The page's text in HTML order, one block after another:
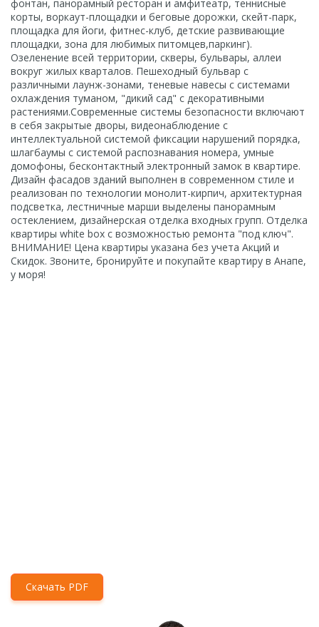
фонтан, панорамный ресторан и амфитеатр, теннисные
корты, воркаут-площадки и беговые дорожки, скейт-парк,
площадка для йоги, фитнес-клуб, детские развивающие
площадки, зона для любимых питомцев,паркинг).
Озеленение всей территории, скверы, бульвары, аллеи
вокруг жилых кварталов. Пешеходный бульвар с
различными лаунж-зонами, теневые навесы с системами
охлаждения туманом, "дикий сад" с декоративными
растениями.Современные системы безопасности включают
в себя закрытые дворы, видеонаблюдение с
интеллектуальной системой фиксации нарушений порядка,
шлагбаумы с системой распознавания номера, умные
домофоны, бесконтактный электронный замок в квартире.
Дизайн фасадов зданий выполнен в современном стиле и
реализован по технологии монолит-кирпич, архитектурная
подсветка, лестничные марши выделены панорамным
остеклением, дизайнерская отделка входных групп. Отделка
квартиры white box с возможностью ремонта "под ключ".
ВНИМАНИЕ! Цена квартиры указана без учета Акций и
Скидок. Звоните, бронируйте и покупайте квартиру в Анапе,
у моря!
Скачать PDF